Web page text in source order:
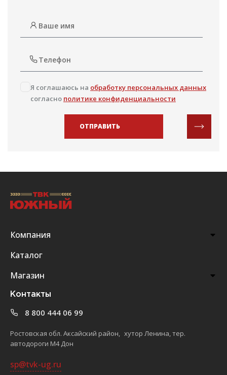
Я соглашаюсь на обработку персональных данных
согласно политике конфиденциальности
ОТПРАВИТЬ
Компания
Каталог
Магазин
Контакты
8 800 444 06 99
Ростовская обл. Аксайский район, хутор Ленина, тер.
автодороги М4 Дон
sp@tvk-ug.ru